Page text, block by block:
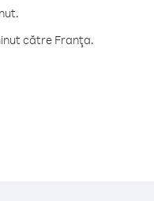
către Franţa.